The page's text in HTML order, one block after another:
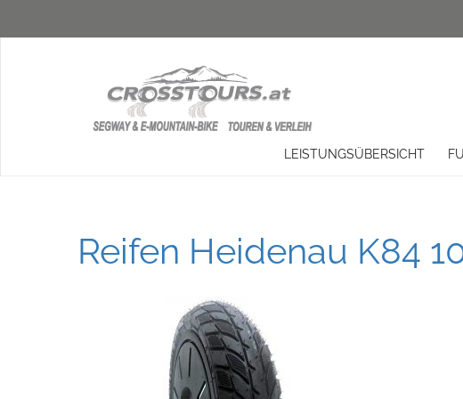
LEISTUNGSÜBERSICHT
Reifen Heidenau K84